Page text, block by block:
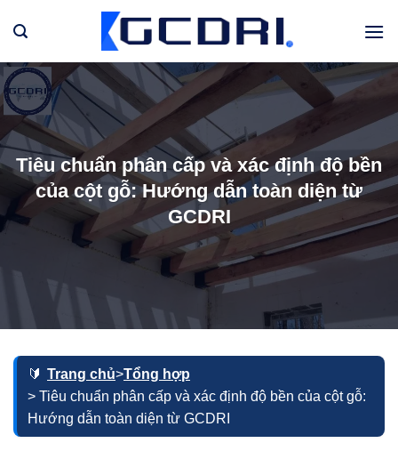
qua
dung
Tiêu chuẩn phân cấp và xác định độ bền
của cột gỗ: Hướng dẫn toàn diện từ
GCDRI
Trang chủ>Tổng hợp
> Tiêu chuẩn phân cấp và xác định độ bền của cột gỗ:
Hướng dẫn toàn diện từ GCDRI